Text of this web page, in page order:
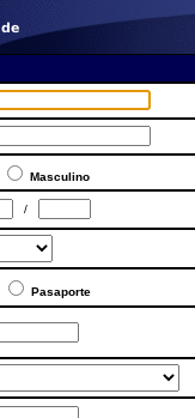
Masculino
/
Pasaporte